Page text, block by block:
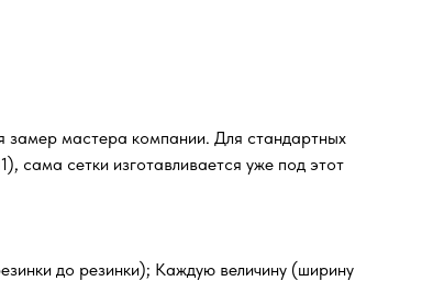
замер мастера компании. Для стандартных
сама сетки изготавливается уже под этот
до резинки); Каждую величину (ширину